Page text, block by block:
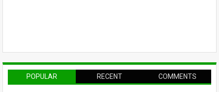
POPULAR RECENT COMMENTS